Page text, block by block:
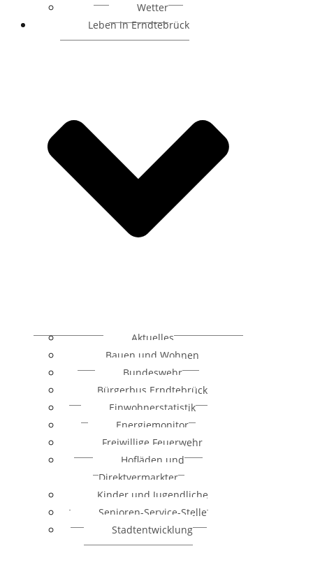
Wetter
Leben in Erndtebrück
Aktuelles
Bauen und Wohnen
Bundeswehr
Bürgerbus Erndtebrück
Einwohnerstatistik
Energiemonitor
Freiwillige Feuerwehr
Hofläden und
Direktvermarkter
Kinder und Jugendliche
Senioren-Service-Stelle
Stadtentwicklung